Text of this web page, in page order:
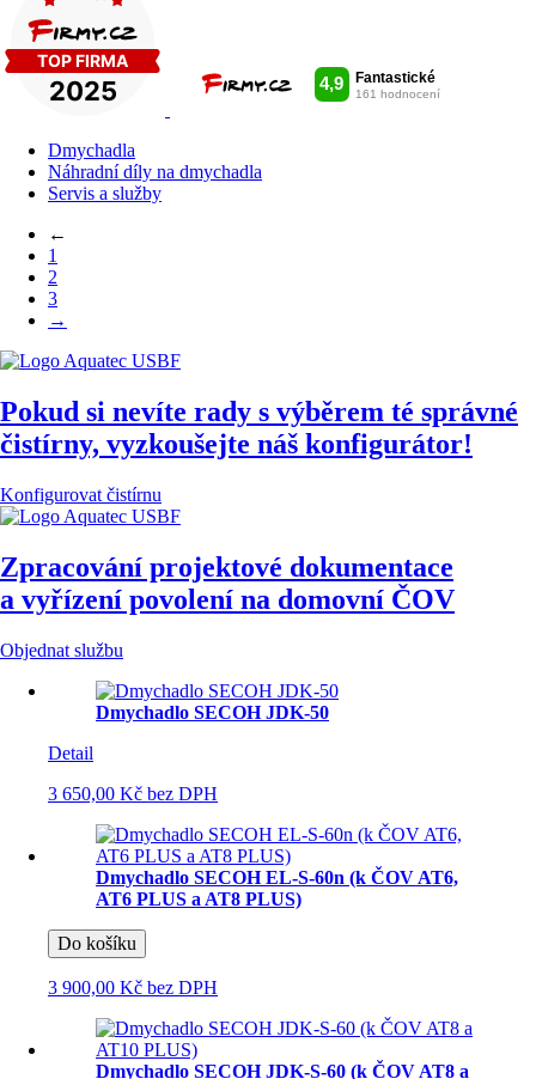
Dmychadla
Náhradní díly na dmychadla
Servis a služby
←
1
2
3
→
Pokud si nevíte rady s výběrem té správné
čistírny, vyzkoušejte náš konfigurátor!
Konfigurovat čistírnu
Zpracování projektové dokumentace
a vyřízení povolení na domovní ČOV
Objednat službu
Dmychadlo SECOH JDK-50
Detail
3 650,00 Kč bez DPH
Dmychadlo SECOH EL-S-60n (k ČOV AT6,
AT6 PLUS a AT8 PLUS)
Do košíku
3 900,00 Kč bez DPH
Dmychadlo SECOH JDK-S-60 (k ČOV AT8 a